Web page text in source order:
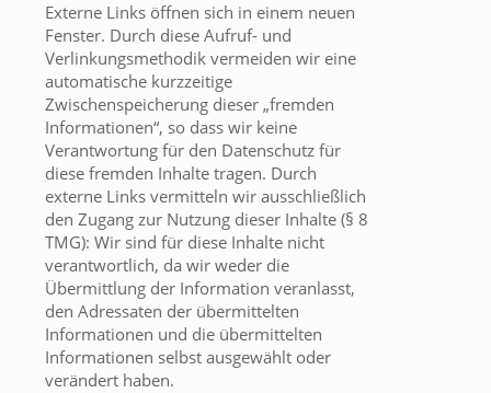
Externe Links öffnen sich in einem neuen
Fenster. Durch diese Aufruf- und
Verlinkungsmethodik vermeiden wir eine
automatische kurzzeitige
Zwischenspeicherung dieser „fremden
Informationen“, so dass wir keine
Verantwortung für den Datenschutz für
diese fremden Inhalte tragen. Durch
externe Links vermitteln wir ausschließlich
den Zugang zur Nutzung dieser Inhalte (§ 8
TMG): Wir sind für diese Inhalte nicht
verantwortlich, da wir weder die
Übermittlung der Information veranlasst,
den Adressaten der übermittelten
Informationen und die übermittelten
Informationen selbst ausgewählt oder
verändert haben.